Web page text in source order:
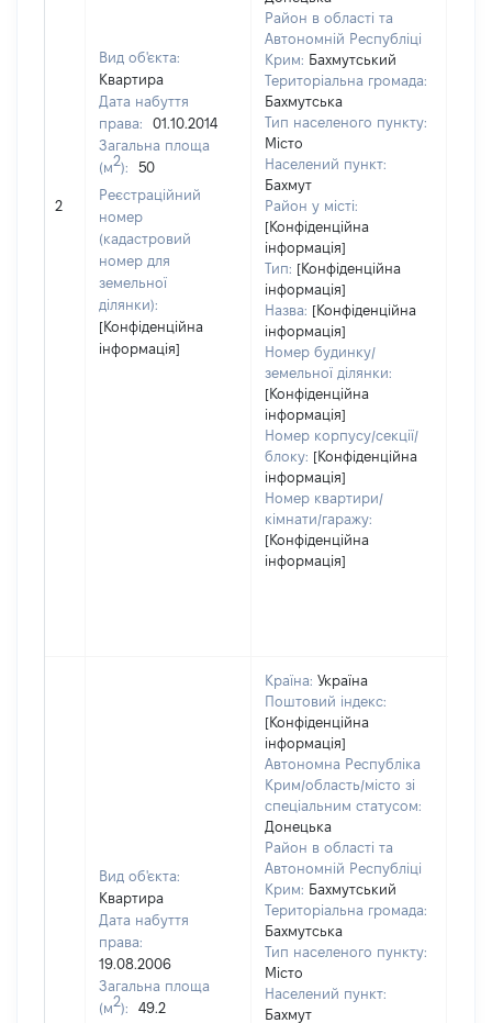
2
Вид об'єкта:
Квартира
Дата набуття
права:
01.10.2014
Загальна площа
(м2):
50
Реєстраційний
номер
(кадастровий
номер для
земельної
ділянки):
[Конфіденційна
інформація]
Район в області та
Автономній Республіці
Крим: Бахмутський
Територіальна громада:
Бахмутська
Тип населеного пункту:
Місто
Населений пункт:
Бахмут
Район у місті:
[Конфіденційна
інформація]
Тип: [Конфіденційна
інформація]
Назва: [Конфіденційна
інформація]
Номер будинку/
земельної ділянки:
[Конфіденційна
інформація]
Номер корпусу/секції/
блоку: [Конфіденційна
інформація]
Номер квартири/
кімнати/гаражу:
[Конфіденційна
інформація]
Вид об'єкта:
Квартира
Дата набуття
права:
19.08.2006
Загальна площа
(м2):
49.2
Країна: Україна
Поштовий індекс:
[Конфіденційна
інформація]
Автономна Республіка
Крим/область/місто зі
спеціальним статусом:
Донецька
Район в області та
Автономній Республіці
Крим: Бахмутський
Територіальна громада:
Бахмутська
Тип населеного пункту:
Місто
Населений пункт:
Бахмут